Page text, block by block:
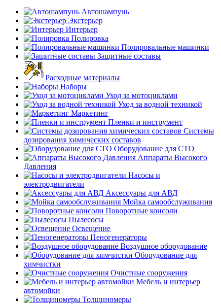
Автошампунь
Экстерьер
Интерьер
Полировка
Полировальные машинки
Защитные составы
Расходные материалы
Наборы
Уход за мотоциклами
Уход за водной техникой
Маркетинг
Пленки и инструмент
Системы
дозирования химических составов
Оборудование для СТО
Аппараты Высокого
Давления
Насосы и
электродвигатели
Аксессуары для АВД
Мойка самообслуживания
Поворотные консоли
Пылесосы
Освещение
Пеногенераторы
Воздушное оборудование
Оборудование для
химчистки
Очистные сооружения
Мебель и интерьер
автомойки
Толщиномеры